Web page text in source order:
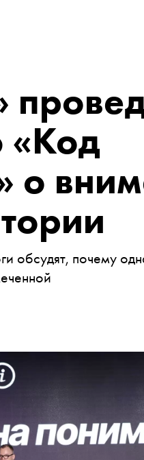
«Код
о
обсудят, почему